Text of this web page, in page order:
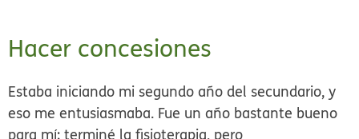
Hacer concesiones
Estaba iniciando mi segundo año del secundario, y
eso me entusiasmaba. Fue un año bastante bueno
para mí; terminé la fisioterapia, pero